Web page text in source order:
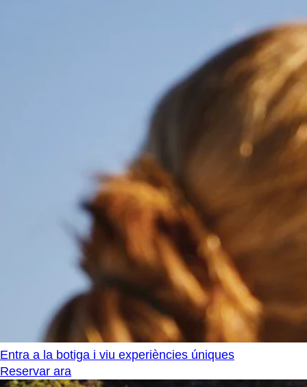
Entra a la botiga i viu experiències úniques
Reservar ara